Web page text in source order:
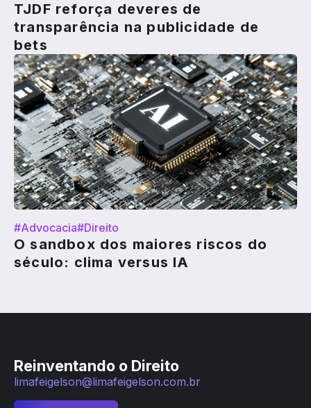
TJDF reforça deveres de
transparência na publicidade de
bets
#Advocacia#Direito
O sandbox dos maiores riscos do
século: clima versus IA
Reinventando o Direito
limafeigelson@limafeigelson.com.br